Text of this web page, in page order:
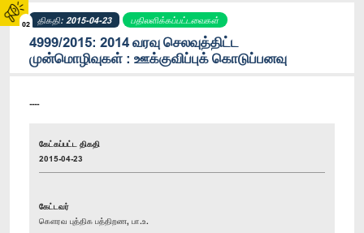
02 திகதி: 2015-04-23 பதிலளிக்கப்பட்டவைகள்
4999/2015: 2014 வரவு செலவுத்திட்ட
முன்மொழிவுகள் : ஊக்குவிப்புக் கொடுப்பனவு
----
கேட்கப்பட்ட திகதி
2015-04-23
கேட்டவர்
கௌரவ புத்திக பத்திறண, பா.உ.